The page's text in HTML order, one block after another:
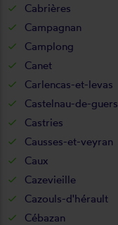
Cabrières
Campagnan
Camplong
Canet
Carlencas-et-levas
Castelnau-de-guers
Castries
Causses-et-veyran
Caux
Cazevieille
Cazouls-d'hérault
Cébazan